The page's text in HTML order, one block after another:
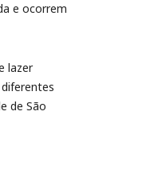
e ocorrem
lazer
de São